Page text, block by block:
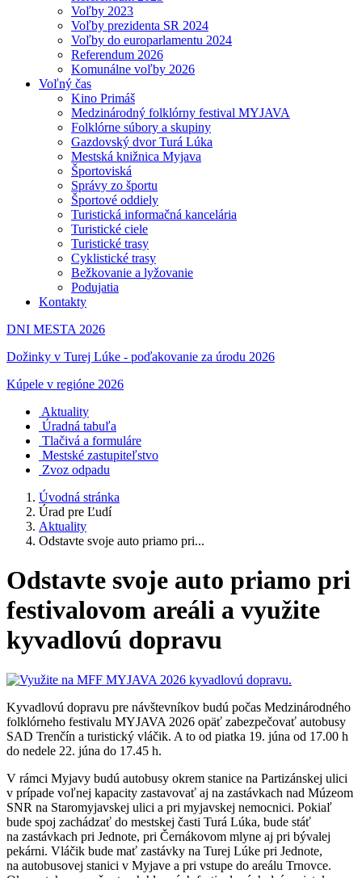
Voľby 2023
Voľby prezidenta SR 2024
Voľby do europarlamentu 2024
Referendum 2026
Komunálne voľby 2026
Voľný čas
Kino Primáš
Medzinárodný folklórny festival MYJAVA
Folklórne súbory a skupiny
Gazdovský dvor Turá Lúka
Mestská knižnica Myjava
Športoviská
Správy zo športu
Športové oddiely
Turistická informačná kancelária
Turistické ciele
Turistické trasy
Cyklistické trasy
Bežkovanie a lyžovanie
Podujatia
Kontakty
DNI MESTA 2026
Dožinky v Turej Lúke - poďakovanie za úrodu 2026
Kúpele v regióne 2026
Aktuality
Úradná tabuľa
Tlačivá a formuláre
Mestské zastupiteľstvo
Zvoz odpadu
Úvodná stránka
Úrad pre Ľudí
Aktuality
Odstavte svoje auto priamo pri...
Odstavte svoje auto priamo pri
festivalovom areáli a využite
kyvadlovú dopravu
Kyvadlovú dopravu pre návštevníkov budú počas Medzinárodného
folklórneho festivalu MYJAVA 2026 opäť zabezpečovať autobusy
SAD Trenčín a turistický vláčik. A to od piatka 19. júna od 17.00 h
do nedele 22. júna do 17.45 h.
V rámci Myjavy budú autobusy okrem stanice na Partizánskej ulici
v prípade voľnej kapacity zastavovať aj na zastávkach nad Múzeom
SNR na Staromyjavskej ulici a pri myjavskej nemocnici. Pokiaľ
bude spoj zachádzať do mestskej časti Turá Lúka, bude stáť
na zastávkach pri Jednote, pri Černákovom mlyne aj pri bývalej
pekárni. Vláčik bude mať zastávky na Turej Lúke pri Jednote,
na autobusovej stanici v Myjave a pri vstupe do areálu Trnovce.